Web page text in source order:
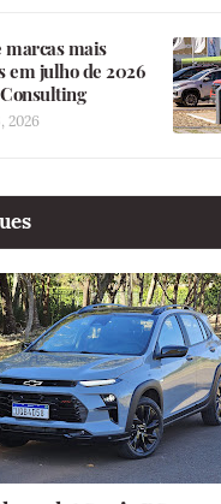
marcas mais
em julho de 2026
2026